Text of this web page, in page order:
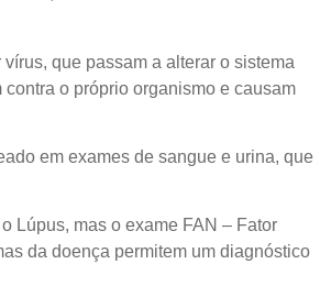
que passam a alterar o sistema
o próprio organismo e causam
em exames de sangue e urina, que
Lúpus, mas o exame FAN – Fator
da doença permitem um diagnóstico